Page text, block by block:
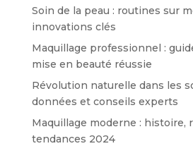
Soin de la peau : routines sur
innovations clés
Maquillage professionnel :
mise en beauté réussie
Révolution naturelle dans les
données et conseils experts
Maquillage moderne : histoire,
tendances 2024